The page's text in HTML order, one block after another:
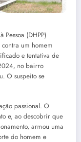
(DHPP)
um homem
e tentativa de
no bairro
O suspeito se
passional. O
e, ao descobrir que
armou uma
do homem e